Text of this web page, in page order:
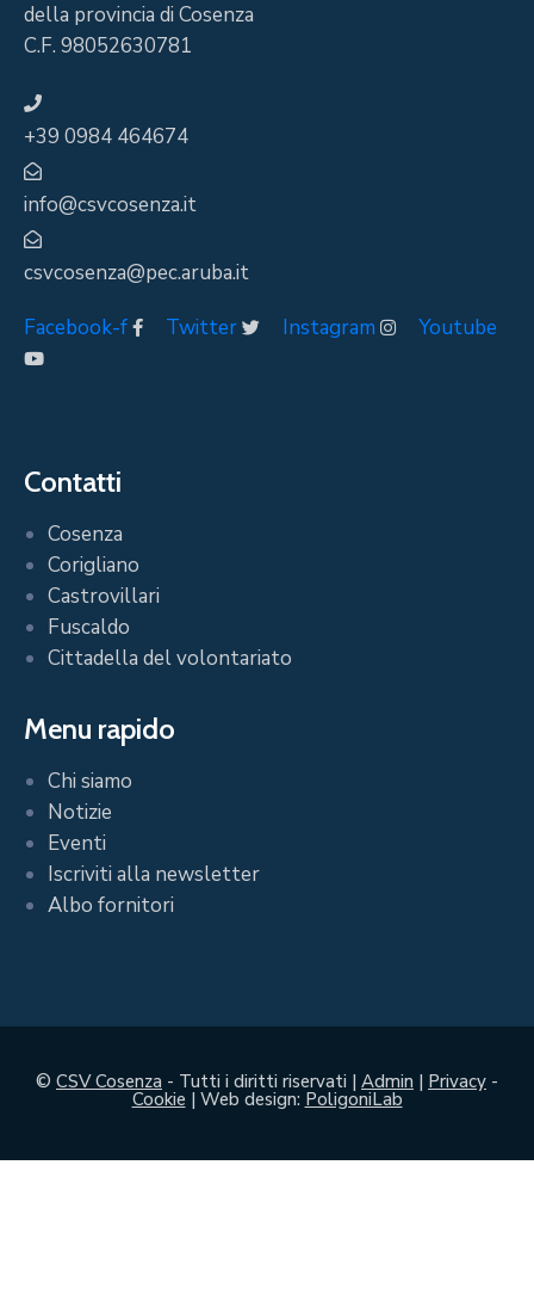
della provincia di Cosenza
C.F. 98052630781
+39 0984 464674
info@csvcosenza.it
csvcosenza@pec.aruba.it
Facebook-f
Twitter Instagram Youtube
Contatti
Cosenza
Corigliano
Castrovillari
Fuscaldo
Cittadella del volontariato
Menu rapido
Chi siamo
Notizie
Eventi
Iscriviti alla newsletter
Albo fornitori
© CSV Cosenza - Tutti i diritti riservati | Admin | Privacy -
Cookie | Web design: PoligoniLab